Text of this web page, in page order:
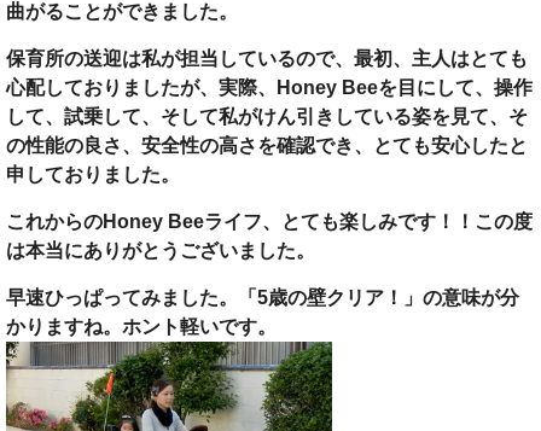
曲がることができました。
保育所の送迎は私が担当しているので、最初、主人はとても
心配しておりましたが、実際、Honey Beeを目にして、操作
して、試乗して、そして私がけん引きしている姿を見て、そ
の性能の良さ、安全性の高さを確認でき、とても安心したと
申しておりました。
これからのHoney Beeライフ、とても楽しみです！！この度
は本当にありがとうございました。
早速ひっぱってみました。「5歳の壁クリア！」の意味が分
かりますね。ホント軽いです。